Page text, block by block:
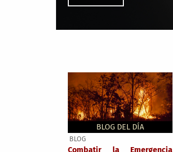
BLOG DEL DÍA
BLOG
Combatir la Emergencia